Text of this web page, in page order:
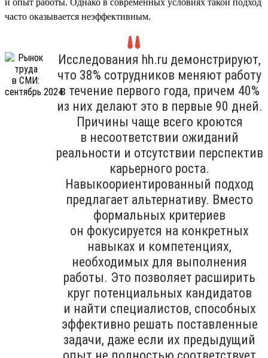
часто оказывается неэффективным.
Исследования hh.ru демонстрируют,
что 38% сотрудников меняют работу
в течение первого года, причем 40%
из них делают это в первые 90 дней.
Причины чаще всего кроются
в несоответствии ожиданий
реальности и отсутствии перспектив
карьерного роста.
Навыкоориентированный подход
предлагает альтернативу. Вместо
формальных критериев
он фокусируется на конкретных
навыках и компетенциях,
необходимых для выполнения
работы. Это позволяет расширить
круг потенциальных кандидатов
и найти специалистов, способных
эффективно решать поставленные
задачи, даже если их предыдущий